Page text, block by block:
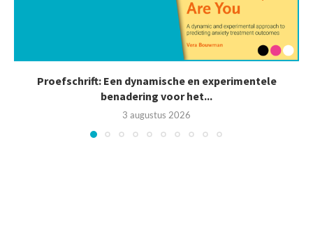
Proefschrift: Een dynamische en experimentele
benadering voor het...
3 augustus 2026